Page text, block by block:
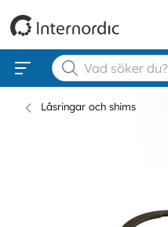
Låsringar och shims